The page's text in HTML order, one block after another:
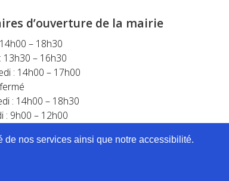
nos services ainsi que notre accessibilité.
d’ouverture de la mairie
– 18h30
13h30 – 16h30
: 14h00 – 17h00
: 14h00 – 18h30
: 9h00 – 12h00